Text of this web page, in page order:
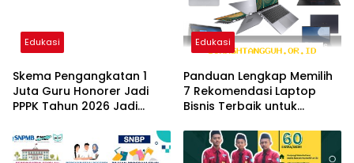
Edukasi
Skema Pengangkatan 1
Juta Guru Honorer Jadi
PPPK Tahun 2026 Jadi
Edukasi
Panduan Lengkap Memilih
7 Rekomendasi Laptop
Bisnis Terbaik untuk